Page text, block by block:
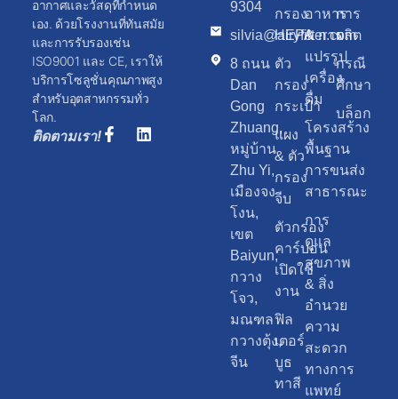
อากาศและวัสดุที่กำหนด
เอง. ด้วยโรงงานที่ทันสมัย
และการรับรองเช่น
ISO9001 และ CE, เราให้
บริการโซลูชั่นคุณภาพสูง
สำหรับอุตสาหกรรมทั่ว
โลก.
ติดตามเรา!
กรอง
HEPA
ตัว
กรอง
กระเป๋า
แผง
& ตัว
กรอง
จีบ
ตัวกรอง
คาร์บอน
เปิดใช้
งาน
ฟิล
เตอร์
บูธ
ทาสี
อาหาร
& การ
แปรรูป
เครื่อง
ดื่ม
โครงสร้าง
พื้นฐาน
การขนส่ง
สาธารณะ
การ
ดูแล
สุขภาพ
& สิ่ง
อำนวย
ความ
สะดวก
ทางการ
แพทย์
การ
ผลิต
กรณี
ศึกษา
บล็อก
9304
silvia@airyfilter.com
8 ถนน
Dan
Gong
Zhuang,
หมู่บ้าน
Zhu Yi,
เมืองจง
โงน,
เขต
Baiyun,
กวาง
โจว,
มณฑล
กวางตุ้ง,
จีน